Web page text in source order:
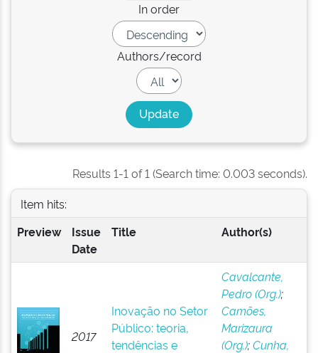
In order
Authors/record
Results 1-1 of 1 (Search time: 0.003 seconds).
Item hits:
Preview
Issue
Date
Title Author(s)
2017
Inovação no Setor
Público: teoria,
tendências e
Cavalcante,
Pedro (Org.);
Camões,
Marizaura
(Org.);Cunha,